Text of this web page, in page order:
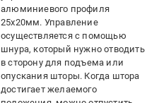
алюминиевого профиля
25х20мм. Управление
осуществляется с помощью
шнура, который нужно отводить
в сторону для подъема или
опускания шторы. Когда штора
достигает желаемого